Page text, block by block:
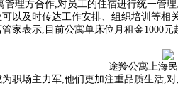
管理方合作,对员工的住宿进行统一管
以及时传达工作安排、组织培训等相
家表示,目前公寓单床位月租金1000
途羚公寓上海
为职场主力军,他们更加注重品质生活,